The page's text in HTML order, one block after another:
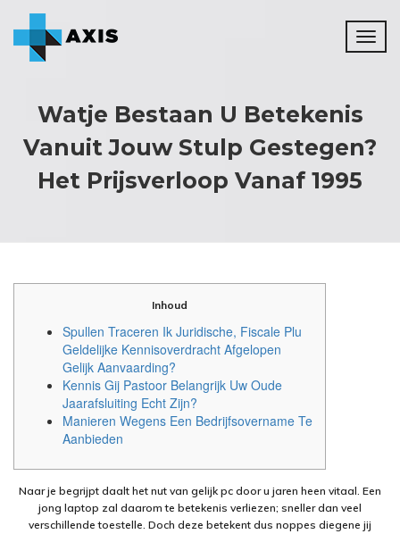
Watje Bestaan U Betekenis
Vanuit Jouw Stulp Gestegen?
Het Prijsverloop Vanaf 1995
Inhoud
Spullen Traceren Ik Juridische, Fiscale Plu
Geldelijke Kennisoverdracht Afgelopen
Gelijk Aanvaarding?
Kennis Gij Pastoor Belangrijk Uw Oude
Jaarafsluiting Echt Zijn?
Manieren Wegens Een Bedrijfsovername Te
Aanbieden
Naar je begrijpt daalt het nut van gelijk pc door u jaren heen vitaal. Een
jong laptop zal daarom te betekenis verliezen; sneller dan veel
verschillende toestelle. Doch deze betekent dus noppes diegene jij